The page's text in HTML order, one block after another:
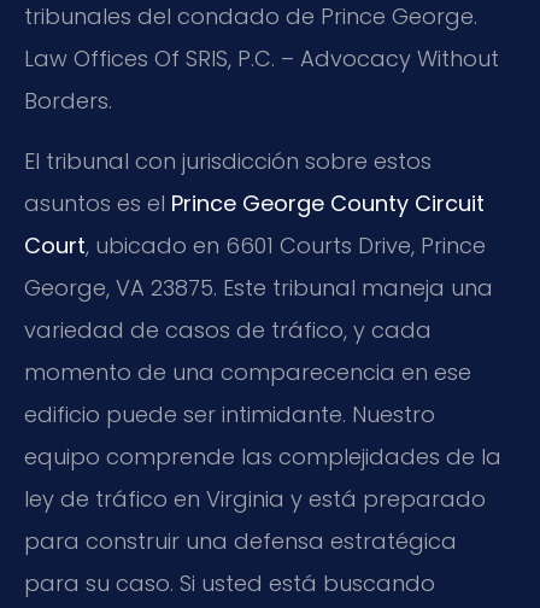
tribunales del condado de Prince George.
Law Offices Of SRIS, P.C. – Advocacy Without
Borders.
El tribunal con jurisdicción sobre estos
asuntos es el Prince George County Circuit
Court, ubicado en 6601 Courts Drive, Prince
George, VA 23875. Este tribunal maneja una
variedad de casos de tráfico, y cada
momento de una comparecencia en ese
edificio puede ser intimidante. Nuestro
equipo comprende las complejidades de la
ley de tráfico en Virginia y está preparado
para construir una defensa estratégica
para su caso. Si usted está buscando